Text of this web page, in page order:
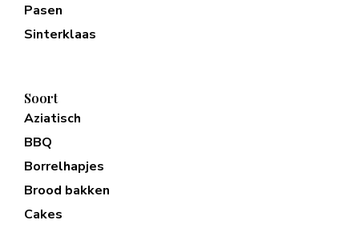
Pasen
Sinterklaas
Soort
Aziatisch
BBQ
Borrelhapjes
Brood bakken
Cakes